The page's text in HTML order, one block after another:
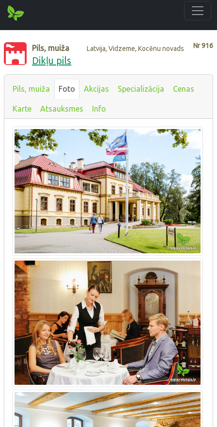
Nr916
Pils, muiža Latvija, Vidzeme, Kocēnu novads
Dikļu pils
Pils, muiža Foto Akcijas Specializācija Cenas
Karte Atsauksmes Info